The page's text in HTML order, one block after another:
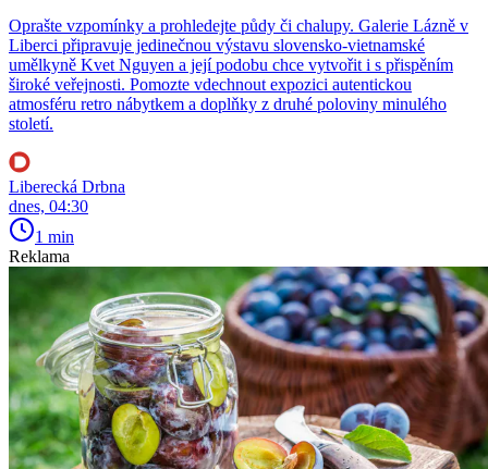
Oprašte vzpomínky a prohledejte půdy či chalupy. Galerie Lázně v
Liberci připravuje jedinečnou výstavu slovensko-vietnamské
umělkyně Kvet Nguyen a její podobu chce vytvořit i s přispěním
široké veřejnosti. Pomozte vdechnout expozici autentickou
atmosféru retro nábytkem a doplňky z druhé poloviny minulého
století.
Liberecká Drbna
dnes, 04:30
1 min
Reklama